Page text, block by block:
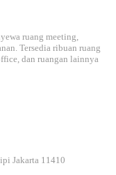
ruang meeting,
Tersedia ribuan ruang
dan ruangan lainnya
Jakarta 11410